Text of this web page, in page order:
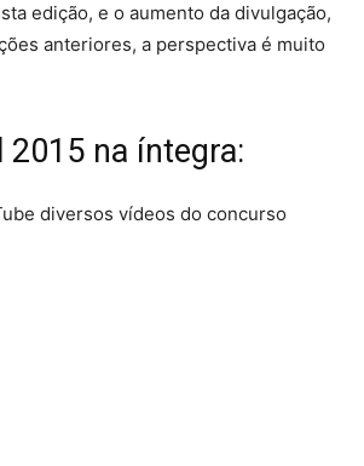
edição, e o aumento da divulgação,
anteriores, a perspectiva é muito
2015 na íntegra:
diversos vídeos do concurso